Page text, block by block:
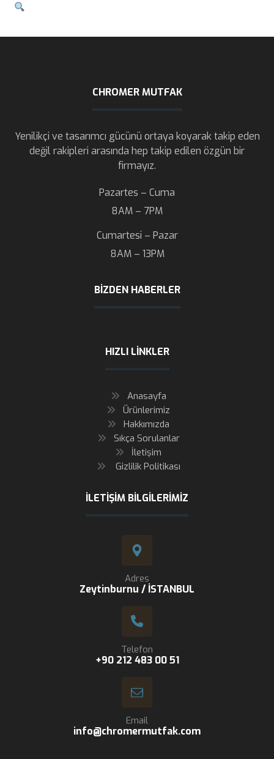
CHROMER MUTFAK
Yenilikçi ve tasarımcı gücünü ortaya koyarak takip eden
değil rakipleri arasında hep takip edilen özgün bir
firmayız.
Pazartes – Cuma
8AM – 7PM
Cumartesi – Pazar
8AM – 13PM
BIZDEN HABERLER
HIZLI LINKLER
Anasayfa
Ürünlerimiz
Hakkımızda
Sıkça Sorulanlar
İletişim
Gizlilik Politikası
İLETIŞIM BILGILERIMIZ
Adres
Zeytinburnu / İSTANBUL
Telefon
+90 212 483 00 51
Email
info@chromermutfak.com